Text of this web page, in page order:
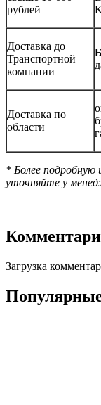
рублей
Доставка до
Транспортной
компании
Доставка по
области
* Более
уточняйте у
Загрузка